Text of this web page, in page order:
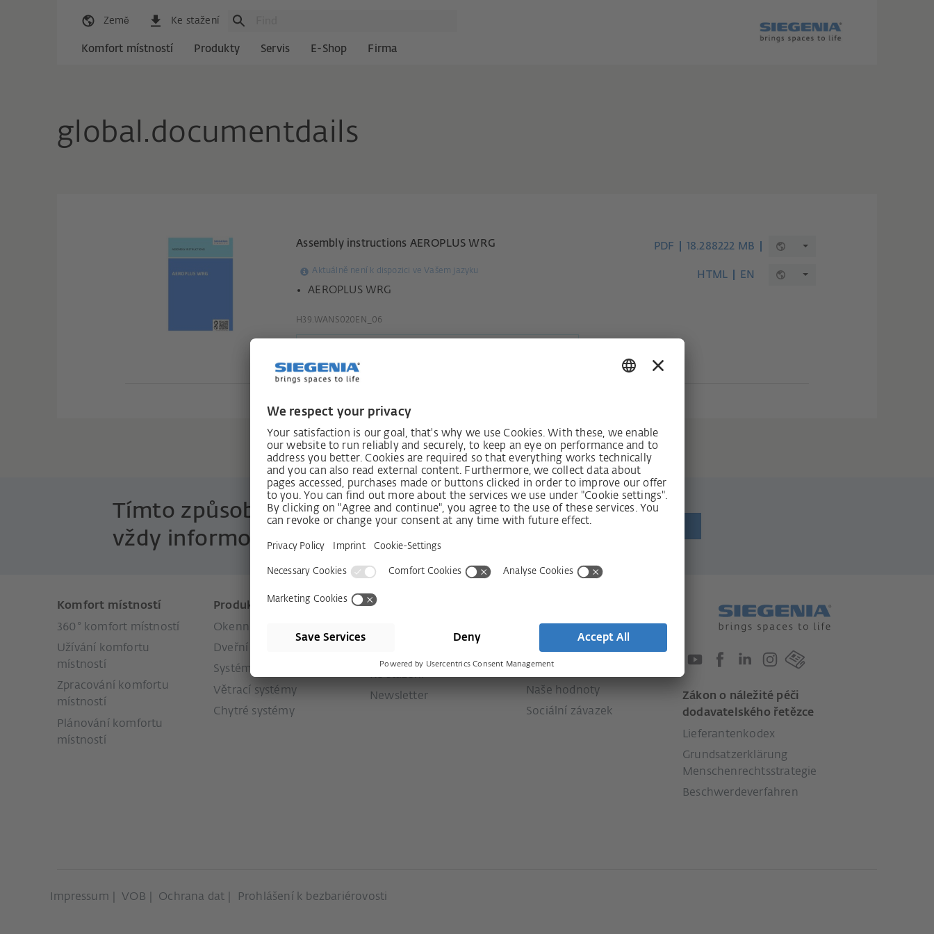
Země Ke stažení
Komfort místností Produkty Servis E-Shop Firma
global.documentdails
Assembly instructions AEROPLUS WRG
Aktuálně není k dispozici ve Vašem jazyku
AEROPLUS WRG
H39.WANS020EN_06
poradce společnosti SIEGENIA.
PDF 18.288222 MB
HTML EN
Tímto způsobem budete
vždy informováni k věci!
Odebírat newsletter
Komfort místností
360° komfort místností
Užívání komfortu
místností
Zpracování komfortu
místností
Plánování komfortu
místností
Produkty
Okenní systémy
Dveřní systémy
Systémy posuvných dveří
Větrací systémy
Chytré systémy
Shop
Ke stažení
Newsletter
Kontakt
Tisk
Historie
Naše hodnoty
Sociální závazek
Zákon o náležité péči
dodavatelského řetězce
Lieferantenkodex
Grundsatzerklärung
Menschenrechtsstrategie
Beschwerdeverfahren
Impressum VOB Ochrana dat Prohlášení k bezbariérovosti